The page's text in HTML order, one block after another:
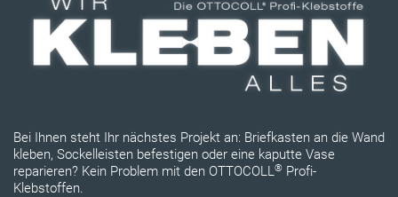
Bei Ihnen steht Ihr nächstes Projekt an: Briefkasten an die Wand
kleben, Sockelleisten befestigen oder eine kaputte Vase
reparieren? Kein Problem mit den OTTOCOLL® Profi-
Klebstoffen.